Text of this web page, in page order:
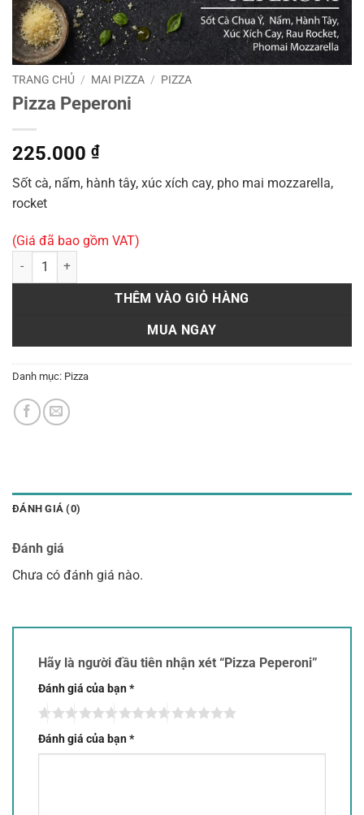
TRANG CHỦ / MAI PIZZA / PIZZA
Pizza Peperoni
225.000 ₫
Sốt cà, nấm, hành tây, xúc xích cay, pho mai mozzarella,
rocket
(Giá đã bao gồm VAT)
Pizza Peperoni số lượng
THÊM VÀO GIỎ HÀNG
MUA NGAY
Danh mục: Pizza
ĐÁNH GIÁ (0)
Đánh giá
Chưa có đánh giá nào.
Hãy là người đầu tiên nhận xét “Pizza Peperoni”
Đánh giá của bạn*
Đánh giá của bạn*